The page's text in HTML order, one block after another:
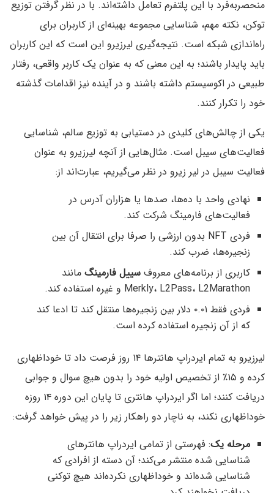
منحصر‌به‌فرد با این پلتفرم تعامل داشته‌اند. با در نظر گرفتن توزیع
توکن، نکته مهم، شناسایی مجموعه بهینه‌ای از کاربران برای
راه‌اندازی شبکه است. نتیجه‌گیری لیرزیرو این است که این کاربران
باید پایدار باشند؛ به این معنی که به عنوان یک کاربر واقعی، رفتار
طبیعی در اکوسیستم داشته باشند و در آینده نیز اقدامات گذشته
خود را تکرار کنند.
یکی از چالش‌های کلیدی در دستیابی به توزیع سالم، شناسایی
فعالیت‌های سیبل است. مثال‌هایی از آنچه لیرزیرو به عنوان
فعالیت سیبل در لیر زیرو در نظر می‌گیریم، عبارت‌اند از:
نهادی واحد با ده‌ها، صدها یا هزاران آدرس در
فعالیت‌های فارمینگ شرکت کند.
فردی NFT بدون ارزشی را صرفا برای انتقال آن بین
زنجیره‌ها، ضرب کند.
کاربری از برنامه‌های معروف سییل فارمینگ مانند
Merkly، L2Pass، L2Marathon و غیره استفاده کند.
فردی فقط ۰.۰۱ دلار بین زنجیره‌ها منتقل کند تا ادعا کند
که از آن زنجیره استفاده کرده است.
لیرزیرو به تمام ایردراپ هانترها ۱۴ روز فرصت داد تا خوداظهاری
کرده و ۱۵٪ از تخصیص اولیه خود را بدون هیچ سوال و جوابی
دریافت کنند؛ اما اگر ایردراپ هانتری تا پایان این دوره ۱۴ روزه
خوداظهاری نکند، به ناچار دو راهکار زیر را در پیش خواهد گرفت:
مرحله یک: فهرستی از تمامی ایردراپ هانترهای
شناسایی شده منتشر می‌کند؛‌ آن دسته از افرادی که
شناسایی شده‌اند و خوداظهاری نکرده‌اند هیچ توکنی